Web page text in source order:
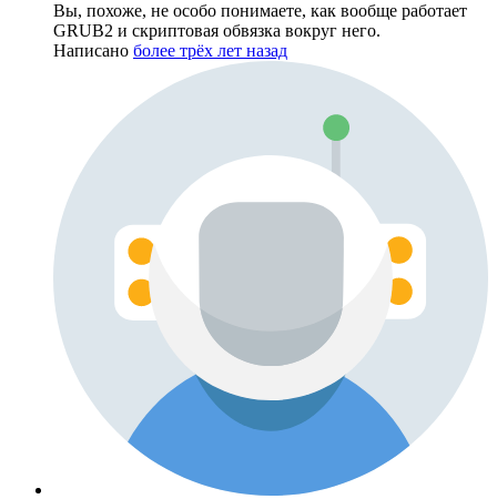
Вы, похоже, не особо понимаете, как вообще работает
GRUB2 и скриптовая обвязка вокруг него.
Написано более трёх лет назад